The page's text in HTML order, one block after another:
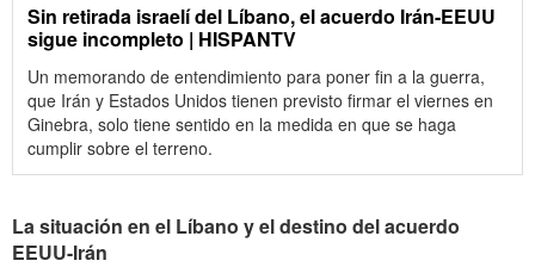
Sin retirada israelí del Líbano, el acuerdo Irán-EEUU
sigue incompleto | HISPANTV
Un memorando de entendimiento para poner fin a la guerra,
que Irán y Estados Unidos tienen previsto firmar el viernes en
Ginebra, solo tiene sentido en la medida en que se haga
cumplir sobre el terreno.
La situación en el Líbano y el destino del acuerdo
EEUU-Irán